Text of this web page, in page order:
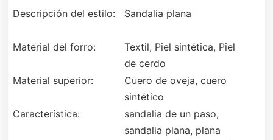
Descripción del estilo: Sandalia plana
Material del forro:
Textil, Piel sintética, Piel
de cerdo
Material superior:
Cuero de oveja, cuero
sintético
Característica:
sandalia de un paso,
sandalia plana, plana